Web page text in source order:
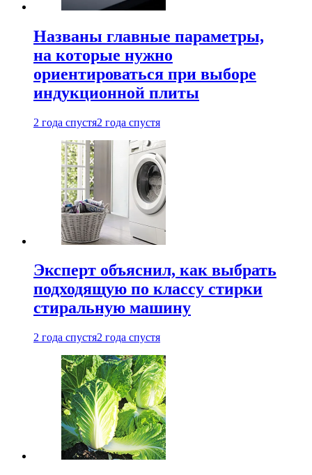
Названы главные параметры,
на которые нужно
ориентироваться при выборе
индукционной плиты
2 года спустя2 года спустя
Эксперт объяснил, как выбрать
подходящую по классу стирки
стиральную машину
2 года спустя2 года спустя